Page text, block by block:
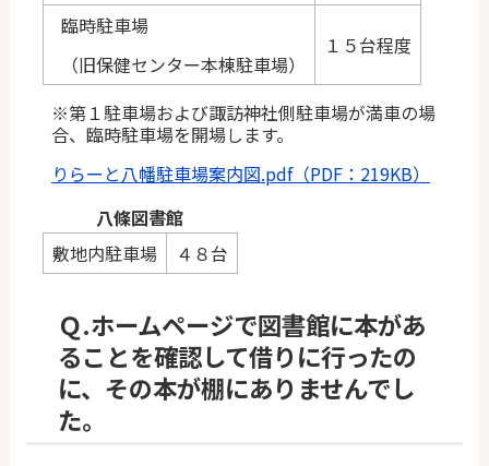
臨時駐車場
（旧保健センター本棟駐車場）
１５台程度
※第１駐車場および諏訪神社側駐車場が満車の場
合、臨時駐車場を開場します。
りらーと八幡駐車場案内図.pdf（PDF：219KB）
八條図書館
敷地内駐車場
４８台
Ｑ.ホームページで図書館に本があ
ることを確認して借りに行ったの
に、その本が棚にありませんでし
た。